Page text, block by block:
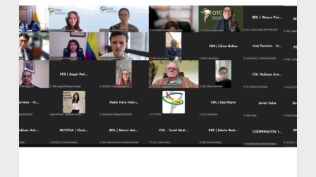
avanzan
en
la
implementación
de
la
agenda
regional
de
seguridad